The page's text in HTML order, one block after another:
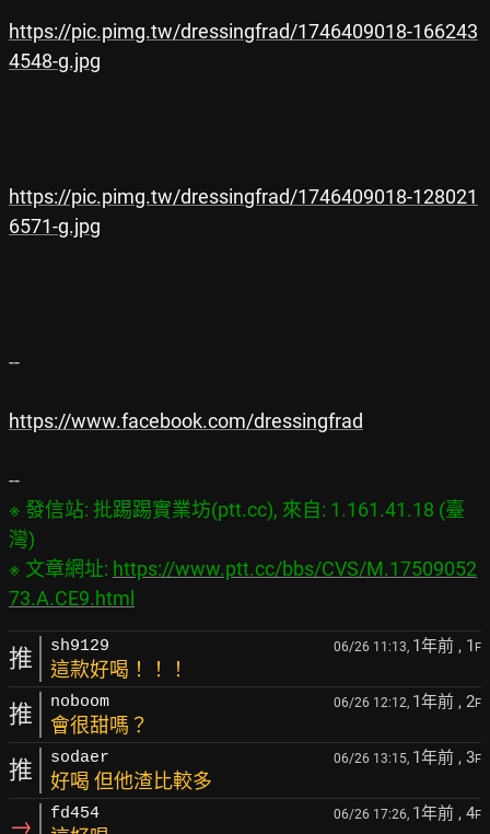
https://pic.pimg.tw/dressingfrad/1746409018-166243
4548-g.jpg
https://pic.pimg.tw/dressingfrad/1746409018-128021
6571-g.jpg
--
https://www.facebook.com/dressingfrad
※ 發信站: 批踢踢實業坊(ptt.cc), 來自: 1.161.41.18 (臺
灣)
※ 文章網址: https://www.ptt.cc/bbs/CVS/M.17509052
73.A.CE9.html
推 sh9129 06/26 11:13, 1年前 , 1 F
這款好喝！！！
推 noboom 06/26 12:12, 1年前 , 2F
會很甜嗎？
推 sodaer 06/26 13:15, 1年前 , 3F
好喝 但他渣比較多
→ fd454 06/26 17:26, 1年前 , 4F